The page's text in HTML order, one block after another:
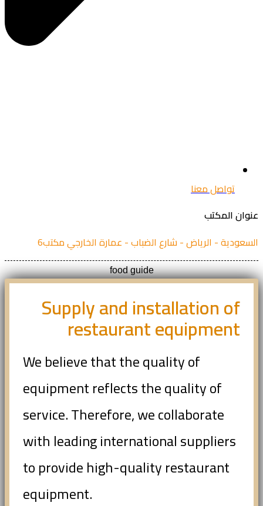
تواصل معنا
عنوان المكتب
السعودية - الرياض - شارع الضباب - عمارة الخارجي مكتب6
food guide
Supply and installation of
restaurant equipment
We believe that the quality of
equipment reflects the quality of
service. Therefore, we collaborate
with leading international suppliers
to provide high-quality restaurant
equipment.